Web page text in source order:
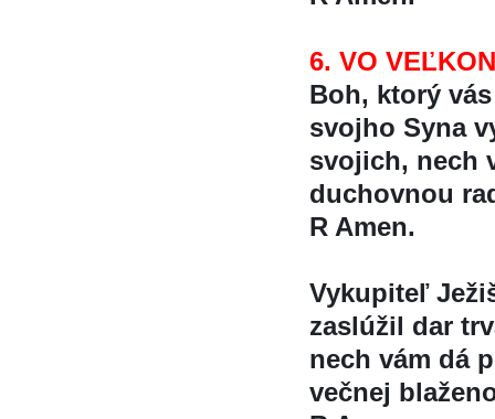
6. VO
Boh, ktorý
svojho Syna
svojich, nech
duchovnou
R Amen.
Vykupiteľ
zaslúžil dar
nech vám dá
večnej